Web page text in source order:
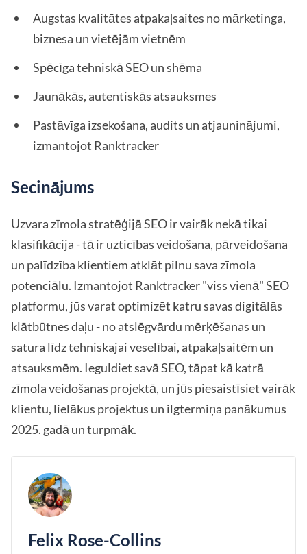
Augstas kvalitātes atpakaļsaites no mārketinga,
biznesa un vietējām vietnēm
Spēcīga tehniskā SEO un shēma
Jaunākās, autentiskās atsauksmes
Pastāvīga izsekošana, audits un atjauninājumi,
izmantojot Ranktracker
Secinājums
Uzvara zīmola stratēģijā SEO ir vairāk nekā tikai
klasifikācija - tā ir uzticības veidošana, pārveidošana
un palīdzība klientiem atklāt pilnu sava zīmola
potenciālu. Izmantojot Ranktracker "viss vienā" SEO
platformu, jūs varat optimizēt katru savas digitālās
klātbūtnes daļu - no atslēgvārdu mērķēšanas un
satura līdz tehniskajai veselībai, atpakaļsaitēm un
atsauksmēm. Ieguldiet savā SEO, tāpat kā katrā
zīmola veidošanas projektā, un jūs piesaistīsiet vairāk
klientu, lielākus projektus un ilgtermiņa panākumus
2025. gadā un turpmāk.
Felix Rose-Collins